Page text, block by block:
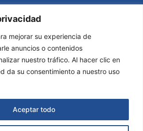
mejorar su experiencia de
anuncios o contenidos
nuestro tráfico. Al hacer clic en
da su consentimiento a nuestro uso
Aceptar todo
e
b
o
o
k
k
i
n
-
i
n